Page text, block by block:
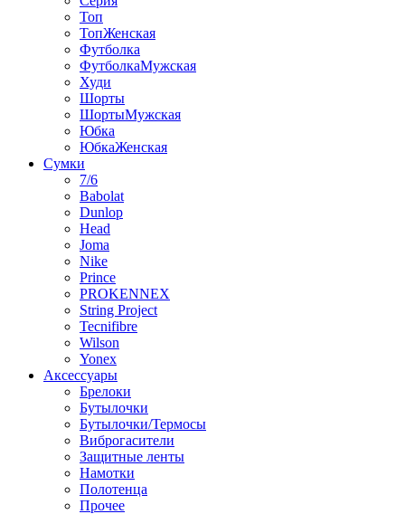
Топ
ТопЖенская
Футболка
ФутболкаМужская
Худи
Шорты
ШортыМужская
Юбка
ЮбкаЖенская
Сумки
7/6
Babolat
Dunlop
Head
Joma
Nike
Prince
PROKENNEX
String Project
Tecnifibre
Wilson
Yonex
Аксессуары
Брелоки
Бутылочки
Бутылочки/Термосы
Виброгасители
Защитные ленты
Намотки
Полотенца
Прочее